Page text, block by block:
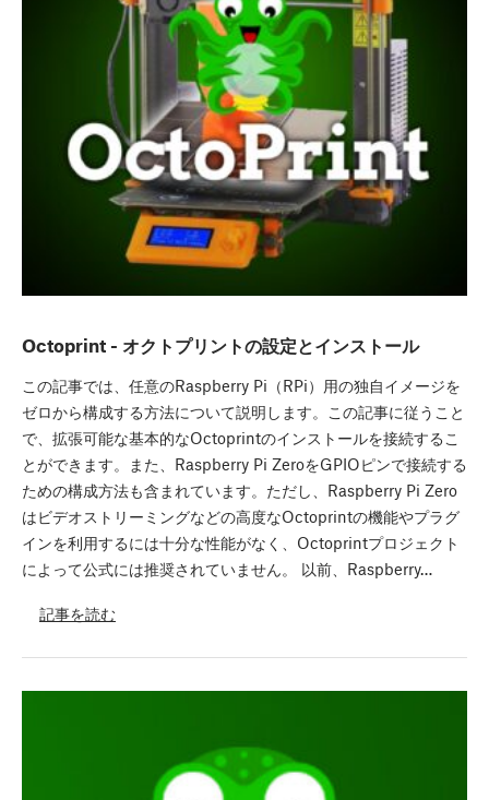
Octoprint - オクトプリントの設定とインストール
この記事では、任意のRaspberry Pi（RPi）用の独自イメージを
ゼロから構成する方法について説明します。この記事に従うこと
で、拡張可能な基本的なOctoprintのインストールを接続するこ
とができます。また、Raspberry Pi ZeroをGPIOピンで接続する
ための構成方法も含まれています。ただし、Raspberry Pi Zero
はビデオストリーミングなどの高度なOctoprintの機能やプラグ
インを利用するには十分な性能がなく、Octoprintプロジェクト
によって公式には推奨されていません。 以前、Raspberry…
記事を読む